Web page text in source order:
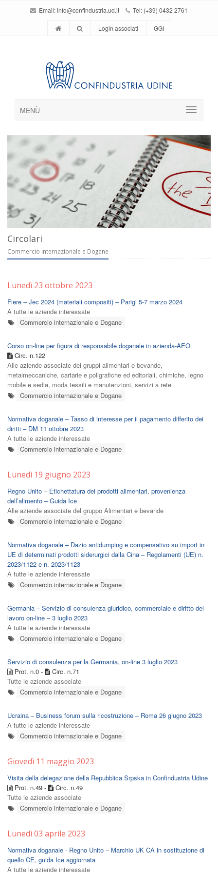
Email:info@confindustria.ud.it Tel: (+39) 0432 2761
Login associati GGI
MENÙ
Circolari
Commercio internazionale e Dogane
Lunedì 23 ottobre 2023
Fiere – Jec 2024 (materiali compositi) – Parigi 5-7 marzo 2024
A tutte le aziende interessate
Commercio internazionale e Dogane
Corso on-line per figura di responsabile doganale in azienda-AEO
Circ. n.122
Alle aziende associate dei gruppi alimentari e bevande,
metalmeccaniche, cartarie e poligrafiche ed editoriali, chimiche, legno
mobile e sedia, moda tessili e manutenzioni, servizi a rete
Commercio internazionale e Dogane
Normativa doganale – Tasso di interesse per il pagamento differito dei
diritti – DM 11 ottobre 2023
A tutte le aziende interessate
Commercio internazionale e Dogane
Lunedì 19 giugno 2023
Regno Unito – Etichettatura dei prodotti alimentari, provenienza
dell’alimento – Guida Ice
Alle aziende associate del gruppo Alimentari e bevande
Commercio internazionale e Dogane
Normativa doganale – Dazio antidumping e compensativo su import in
UE di determinati prodotti siderurgici dalla Cina – Regolamenti (UE) n.
2023/1122 e n. 2023/1123
A tutte le aziende interessate
Commercio internazionale e Dogane
Germania – Servizio di consulenza giuridico, commerciale e diritto del
lavoro on-line – 3 luglio 2023
A tutte le aziende interessate
Commercio internazionale e Dogane
Servizio di consulenza per la Germania, on-line 3 luglio 2023
Prot. n.0 -
Circ. n.71
Tutte le aziende associate
Commercio internazionale e Dogane
Ucraina – Business forum sulla ricostruzione – Roma 26 giugno 2023
A tutte le aziende interessate
Commercio internazionale e Dogane
Giovedì 11 maggio 2023
Visita della delegazione della Repubblica Srpska in Confindustria Udine
Prot. n.49 -
Circ. n.49
Tutte le aziende associate
Commercio internazionale e Dogane
Lunedì 03 aprile 2023
Normativa doganale - Regno Unito – Marchio UK CA in sostituzione di
quello CE, guida Ice aggiornata
A tutte le aziende interessate